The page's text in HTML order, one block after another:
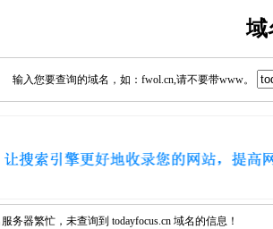
域
输入您要查询的域名，如：fwol.cn,请不要带www。
务器繁忙，未查询到 todayfocus.cn 域名的信息！